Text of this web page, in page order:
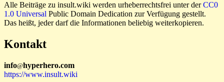
Alle Beiträge zu insult.wiki werden urheberrechtsfrei unter derCC0
1.0 Universal Public Domain Dedication zur Verfügung gestellt.
Das heißt, jeder darf die Informationen beliebig weiterkopieren.
Kontakt
info@hyperhero.com
https://www.insult.wiki